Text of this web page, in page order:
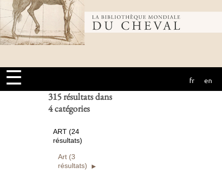
Bibliothèque
mondiale du
cheval
☰ fr en
Ouvrages
numérisés seuls
Réinitialiser
315 résultats dans
4 catégories
ART (24
résultats)
Art (3
résultats)